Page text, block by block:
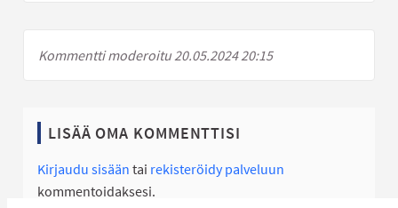
Kommentti moderoitu 20.05.2024 20:15
LISÄÄ OMA KOMMENTTISI
Kirjaudu sisään tai rekisteröidy palveluun
kommentoidaksesi.